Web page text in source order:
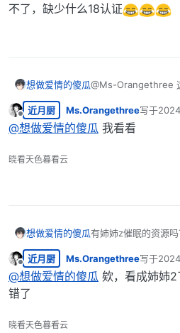
不了，缺少什么18认证
想做爱情的傻瓜@Ms-Orangethree
离线
近月厨 Ms.Orangethree写于
最后由
@想做爱情的傻瓜 我看看
晓看天色暮看云
想做爱情的傻瓜有姉姉z催眠的资源吗
离线
近月厨 Ms.Orangethree写于
最后由
@想做爱情的傻瓜 欸，看成姉姉
错了
晓看天色暮看云